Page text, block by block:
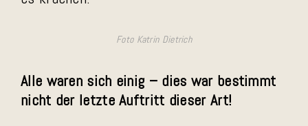
Foto Katrin Dietrich
Alle waren sich einig – dies war bestimmt
nicht der letzte Auftritt dieser Art!